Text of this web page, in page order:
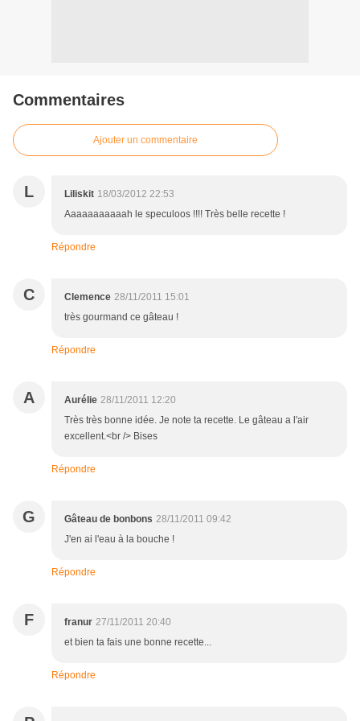
Commentaires
Ajouter un commentaire
L Liliskit 18/03/2012 22:53
Aaaaaaaaaaah le speculoos !!!! Très belle recette !
Répondre
C Clemence 28/11/2011 15:01
très gourmand ce gâteau !
Répondre
A Aurélie 28/11/2011 12:20
Très très bonne idée. Je note ta recette. Le gâteau a l'air
excellent.<br /> Bises
Répondre
G Gâteau de bonbons 28/11/2011 09:42
J'en ai l'eau à la bouche !
Répondre
F franur 27/11/2011 20:40
et bien ta fais une bonne recette...
Répondre